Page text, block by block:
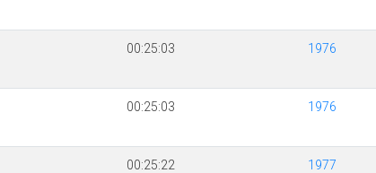
00:25:03 1976
00:25:03 1976
00:25:22 1977